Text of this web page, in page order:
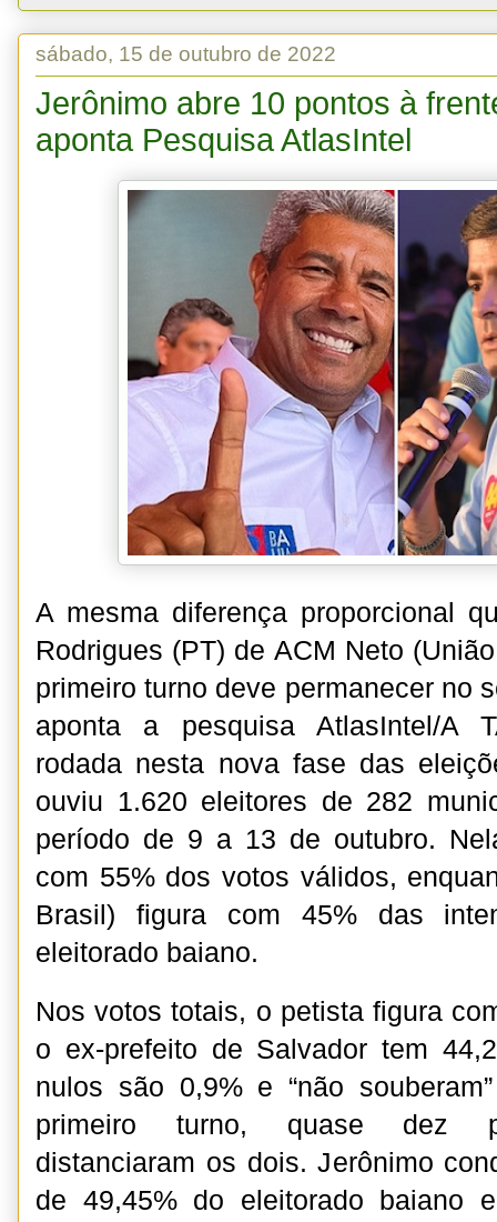
sábado, 15 de outubro de 2022
Jerônimo abre 10 pontos à
aponta Pesquisa AtlasIntel
A mesma diferença proporcional
Rodrigues (PT) de ACM Neto
primeiro turno deve permanecer no
aponta a pesquisa AtlasIntel/A
rodada nesta nova fase das
ouviu 1.620 eleitores de 282
período de 9 a 13 de outubro.
com 55% dos votos válidos,
Brasil) figura com 45% das
eleitorado baiano.
Nos votos totais, o petista figura
o ex-prefeito de Salvador tem
nulos são 0,9% e “não
primeiro turno, quase dez
distanciaram os dois. Jerônimo
de 49,45% do eleitorado baiano